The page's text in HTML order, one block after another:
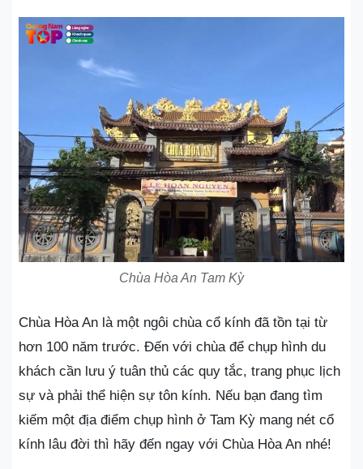
Chùa Hòa An Tam Kỳ
Chùa Hòa An là một ngôi chùa cổ kính đã tồn tại từ
hơn 100 năm trước. Đến với chùa để chụp hình du
khách cần lưu ý tuân thủ các quy tắc, trang phục lịch
sự và phải thể hiện sự tôn kính. Nếu bạn đang tìm
kiếm một địa điểm chụp hình ở Tam Kỳ mang nét cổ
kính lâu đời thì hãy đến ngay với Chùa Hòa An nhé!